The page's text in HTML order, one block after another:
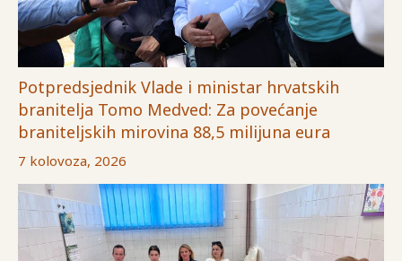
Potpredsjednik Vlade i ministar hrvatskih
branitelja Tomo Medved: Za povećanje
braniteljskih mirovina 88,5 milijuna eura
7 kolovoza, 2026